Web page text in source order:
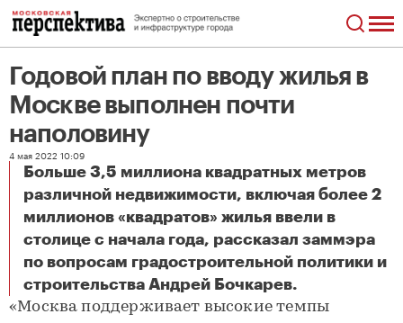
Годовой план по вводу жилья в
Москве выполнен почти
наполовину
4 мая 2022 10:09
Больше 3,5 миллиона квадратных метров
различной недвижимости, включая более 2
миллионов «квадратов» жилья ввели в
столице с начала года, рассказал заммэра
по вопросам градостроительной политики и
строительства Андрей Бочкарев.
«Москва поддерживает высокие темпы